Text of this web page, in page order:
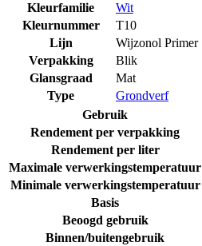
Kleurfamilie
Wit
Kleurnummer
T10
Lijn
Wijzonol Primer
Verpakking
Blik
Glansgraad
Mat
Type
Grondverf
Gebruik
Rendement per verpakking
Rendement per liter
Maximale verwerkingstemperatuur
Minimale verwerkingstemperatuur
Basis
Beoogd gebruik
Binnen/buitengebruik